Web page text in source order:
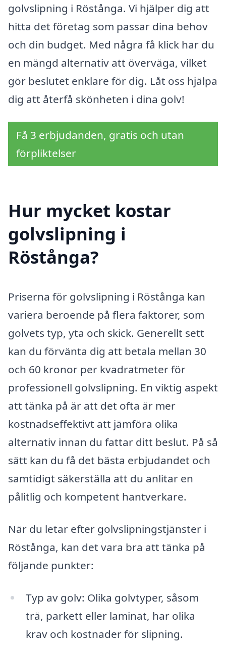
golvslipning i Röstånga. Vi hjälper dig att
hitta det företag som passar dina behov
och din budget. Med några få klick har du
en mängd alternativ att överväga, vilket
gör beslutet enklare för dig. Låt oss hjälpa
dig att återfå skönheten i dina golv!
Få 3 erbjudanden, gratis och utan
förpliktelser
Hur mycket kostar
golvslipning i
Röstånga?
Priserna för golvslipning i Röstånga kan
variera beroende på flera faktorer, som
golvets typ, yta och skick. Generellt sett
kan du förvänta dig att betala mellan 30
och 60 kronor per kvadratmeter för
professionell golvslipning. En viktig aspekt
att tänka på är att det ofta är mer
kostnadseffektivt att jämföra olika
alternativ innan du fattar ditt beslut. På så
sätt kan du få det bästa erbjudandet och
samtidigt säkerställa att du anlitar en
pålitlig och kompetent hantverkare.
När du letar efter golvslipningstjänster i
Röstånga, kan det vara bra att tänka på
följande punkter:
Typ av golv: Olika golvtyper, såsom
trä, parkett eller laminat, har olika
krav och kostnader för slipning.